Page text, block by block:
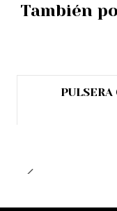
También
PULSERA